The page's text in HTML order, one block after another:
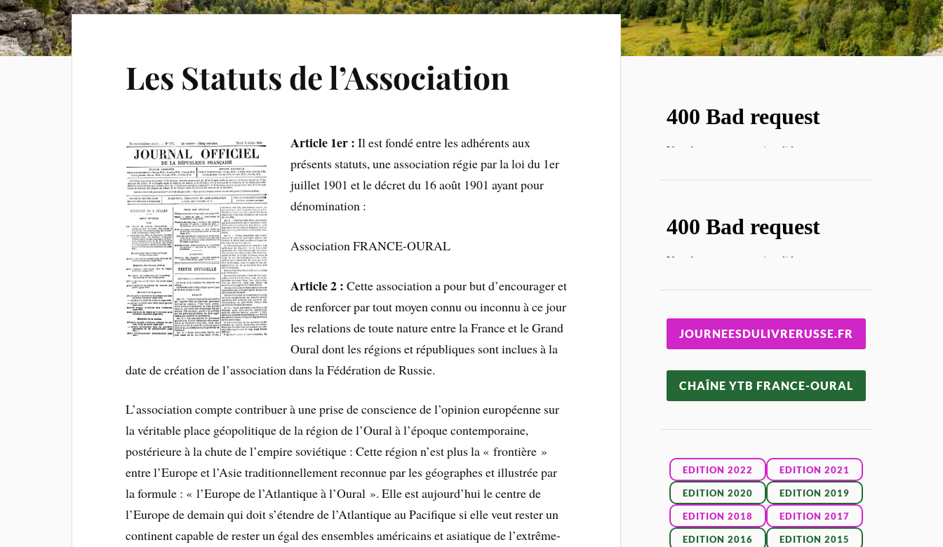
Les Statuts de l’Association
Article 1er : Il est fondé entre les adhérents aux
présents statuts, une association régie par la loi du 1er
juillet 1901 et le décret du 16 août 1901 ayant pour
dénomination :
Association FRANCE-OURAL
Article 2 : Cette association a pour but d’encourager et
de renforcer par tout moyen connu ou inconnu à ce jour
les relations de toute nature entre la France et le Grand
Oural dont les régions et républiques sont inclues à la
date de création de l’association dans la Fédération de Russie.
L’association compte contribuer à une prise de conscience de l’opinion européenne sur
la véritable place géopolitique de la région de l’Oural à l’époque contemporaine,
postérieure à la chute de l’empire soviétique : Cette région n’est plus la « frontière »
entre l’Europe et l’Asie traditionnellement reconnue par les géographes et illustrée par
la formule : « l’Europe de l’Atlantique à l’Oural ». Elle est aujourd’hui le centre de
l’Europe de demain qui doit s’étendre de l’Atlantique au Pacifique si elle veut rester un
continent capable de rester un égal des ensembles américains et asiatique de l’extrême-
JOURNEESDULIVRERUSSE.FR
CHAÎNE YTB FRANCE-OURAL
EDITION 2022 EDITION 2021
EDITION 2020 EDITION 2019
EDITION 2018 EDITION 2017
EDITION 2016 EDITION 2015